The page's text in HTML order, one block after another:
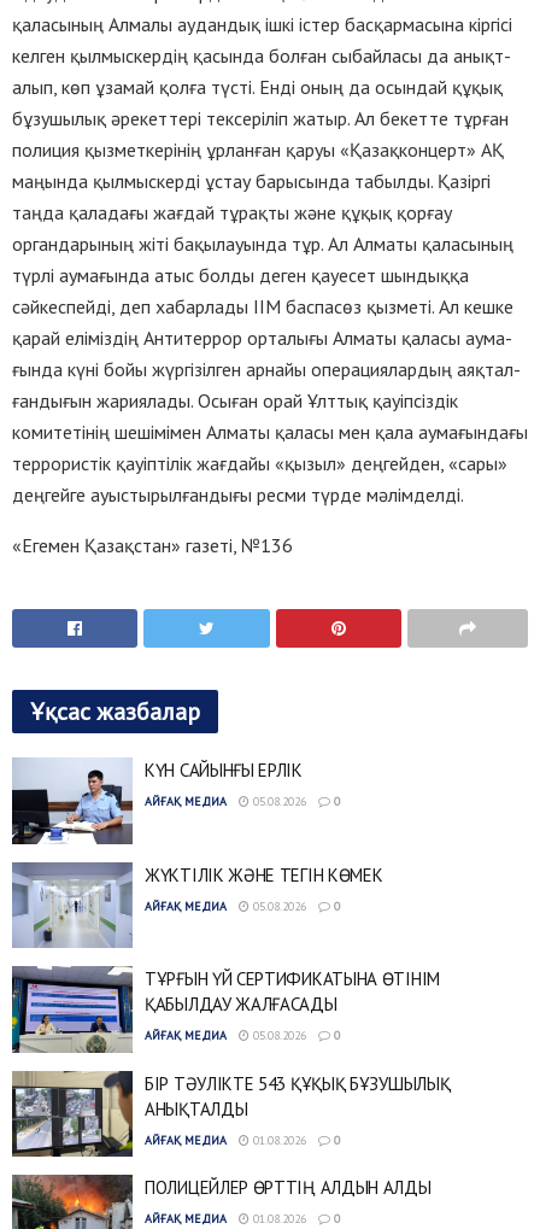
қаласының Алмалы аудандық ішкі істер басқармасына кіргісі
келген қылмыскердің қасын­да болған сыбайласы да анық­т­
алып, көп ұзамай қолға түсті. Енді оның да осындай құқық
бұзушылық әрекеттері тексеріліп жатыр. Ал бекетте тұрған
полиция қызметкерінің ұрланған қаруы «Қазақконцерт» АҚ
маңында қылмыскерді ұстау барысында табылды. Қазіргі
таңда қаладағы жағдай тұрақты және құқық қорғау
органдарының жіті бақылауында тұр. Ал Алматы қала­сының
түрлі аумағында атыс болды деген қауесет шындыққа
сәйкеспейді, деп хабарлады ІІМ баспасөз қызметі. Ал кешке
қарай еліміз­дің Анти­террор орталығы Ал­маты қала­сы аума­
ғында күні бойы жүргі­зіл­ген ар­найы опера­циялар­дың аяқ­тал­
ған­ды­ғын жариялады. Осыған орай Ұлт­­тық қауіпсіздік
комитетінің ше­­ші­­мімен Алматы қаласы мен қа­ла аума­ғындағы
террористік қауіп­­­ті­лік жағдайы «қызыл» дең­­­гей­­ден, «сары»
деңгейге ауы­с­­ты­­рыл­ған­дығы ресми түрде мәлім­делді.
«Егемен Қазақстан» газеті, №136
Ұқсас жазбалар
КҮН САЙЫНҒЫ ЕРЛІК
АЙҒАҚ МЕДИА 05.08.2026 0
ЖҮКТІЛІК ЖӘНЕ ТЕГІН КӨМЕК
АЙҒАҚ МЕДИА 05.08.2026 0
ТҰРҒЫН ҮЙ СЕРТИФИКАТЫНА ӨТІНІМ
ҚАБЫЛДАУ ЖАЛҒАСАДЫ
АЙҒАҚ МЕДИА 05.08.2026 0
БІР ТӘУЛІКТЕ 543 ҚҰҚЫҚ БҰЗУШЫЛЫҚ
АНЫҚТАЛДЫ
АЙҒАҚ МЕДИА 01.08.2026 0
ПОЛИЦЕЙЛЕР ӨРТТІҢ АЛДЫН АЛДЫ
АЙҒАҚ МЕДИА 01.08.2026 0